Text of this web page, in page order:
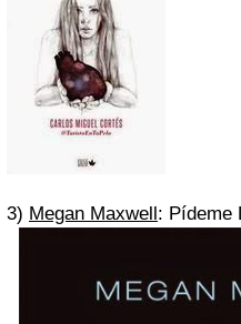
3) Megan Maxwell: Pídeme